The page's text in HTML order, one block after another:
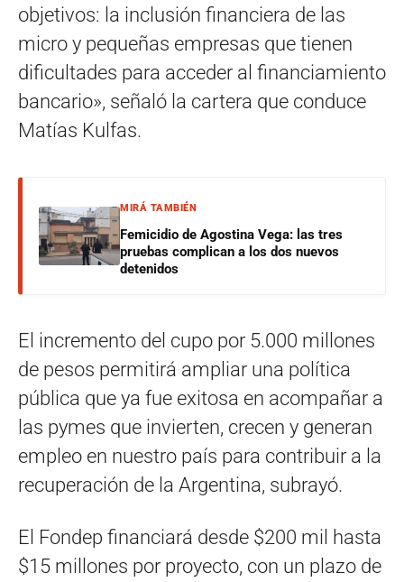
objetivos: la inclusión financiera de las
micro y pequeñas empresas que tienen
dificultades para acceder al financiamiento
bancario», señaló la cartera que conduce
Matías Kulfas.
MIRÁ TAMBIÉN
Femicidio de Agostina Vega: las tres
pruebas complican a los dos nuevos
detenidos
El incremento del cupo por 5.000 millones
de pesos permitirá ampliar una política
pública que ya fue exitosa en acompañar a
las pymes que invierten, crecen y generan
empleo en nuestro país para contribuir a la
recuperación de la Argentina, subrayó.
El Fondep financiará desde $200 mil hasta
$15 millones por proyecto, con un plazo de